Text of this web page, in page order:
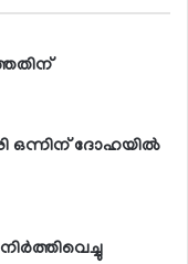
ഒന്നിന് ദോഹയില്‍